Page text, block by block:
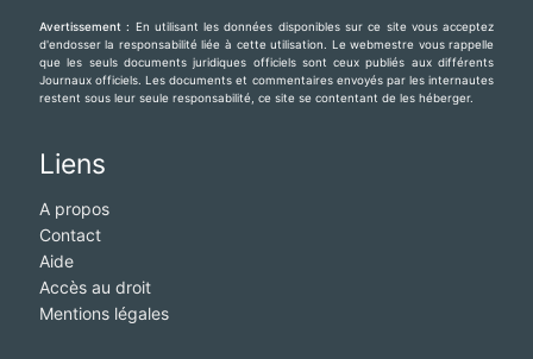
Avertissement : En utilisant les données disponibles sur ce site vous acceptez
d'endosser la responsabilité liée à cette utilisation. Le webmestre vous rappelle
que les seuls documents juridiques officiels sont ceux publiés aux différents
Journaux officiels. Les documents et commentaires envoyés par les internautes
restent sous leur seule responsabilité, ce site se contentant de les héberger.
Liens
A propos
Contact
Aide
Accès au droit
Mentions légales